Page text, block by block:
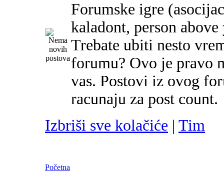
Forumske igre
kaladont, person
Trebate ubiti nesto
forumu? Ovo je pravo
vas. Postovi iz ovog
racunaju za post count.
Izbriši sve kolačiće | Tim
Početna